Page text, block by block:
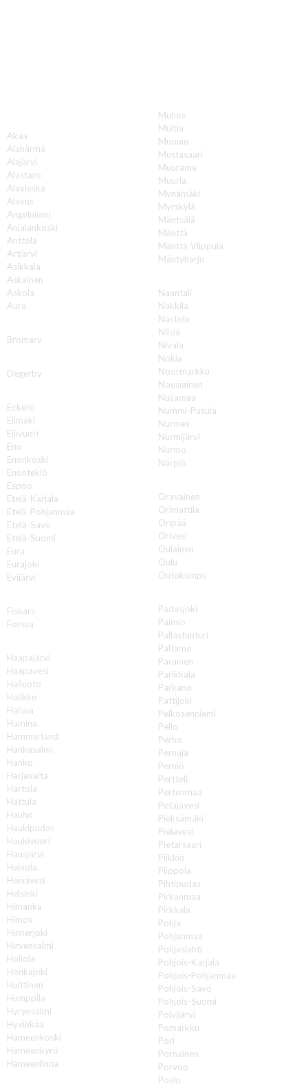
Akaa
Alahärmä
Alajärvi
Alastaro
Alavieska
Alavus
Angelniemi
Anjalankoski
Anttola
Artjärvi
Asikkala
Askainen
Askola
Aura
Bromarv
Degerby
Eckerö
Elimäki
Ellivuori
Eno
Enonkoski
Enontekiö
Espoo
Etelä-Karjala
Etelä-Pohjanmaa
Etelä-Savo
Etelä-Suomi
Eura
Eurajoki
Evijärvi
Fiskars
Forssa
Haapajärvi
Haapavesi
Hailuoto
Halikko
Halsua
Hamina
Hammarland
Hankasalmi
Hanko
Harjavalta
Hartola
Hattula
Hauho
Haukipudas
Haukivuori
Hausjärvi
Heinola
Heinävesi
Helsinki
Himanka
Himos
Hinnerjoki
Hirvensalmi
Hollola
Honkajoki
Huittinen
Humppila
Hyrynsalmi
Hyvinkää
Hämeenkoski
Hämeenkyrö
Hämeenlinna
Muhos
Multia
Muonio
Mustasaari
Muurame
Muurla
Mynämäki
Myrskylä
Mäntsälä
Mänttä
Mänttä-Vilppula
Mäntyharju
Naantali
Nakkila
Nastola
Nilsiä
Nivala
Nokia
Noormarkku
Nousiainen
Nuijamaa
Nummi-Pusula
Nurmes
Nurmijärvi
Nurmo
Närpiö
Oravainen
Orimattila
Oripää
Orivesi
Oulainen
Oulu
Outokumpu
Padasjoki
Paimio
Pallastunturi
Paltamo
Parainen
Parikkala
Parkano
Pattijoki
Pelkosenniemi
Pello
Perho
Pernaja
Perniö
Pertteli
Pertunmaa
Petäjävesi
Pieksämäki
Pielavesi
Pietarsaari
Piikkiö
Piippola
Pihtipudas
Pirkanmaa
Pirkkala
Pohja
Pohjanmaa
Pohjaslahti
Pohjois-Karjala
Pohjois-Pohjanmaa
Pohjois-Savo
Pohjois-Suomi
Polvijärvi
Pomarkku
Pori
Pornainen
Porvoo
Posio